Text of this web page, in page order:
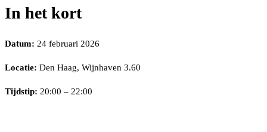
In het kort
Datum: 24 februari 2026
Locatie: Den Haag, Wijnhaven 3.60
Tijdstip: 20:00 – 22:00